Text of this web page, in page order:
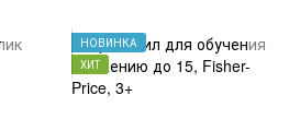
НОВИНКА
ХИТ